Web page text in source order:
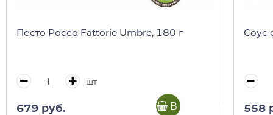
Песто Россо Fattorie Umbre, 180 г
шт
679 руб. В корзину
Соус
558